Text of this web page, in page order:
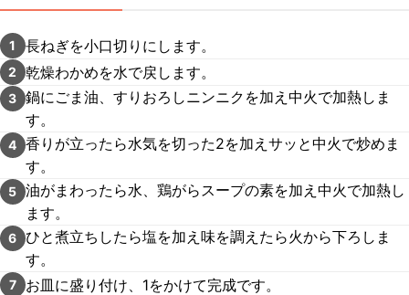
1 長ねぎを小口切りにします。
2 乾燥わかめを水で戻します。
3 鍋にごま油、すりおろしニンニクを加え中火で加熱しま
す。
4 香りが立ったら水気を切った2を加えサッと中火で炒めま
す。
5 油がまわったら水、鶏がらスープの素を加え中火で加熱し
ます。
6 ひと煮立ちしたら塩を加え味を調えたら火から下ろしま
す。
7 お皿に盛り付け、1をかけて完成です。